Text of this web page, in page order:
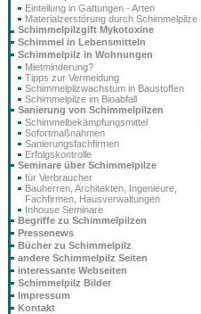
Einteilung in Gattungen - Arten
Materialzerstörung durch Schimmelpilze
Schimmelpilzgift Mykotoxine
Schimmel in Lebensmitteln
Schimmelpilz in Wohnungen
Mietminderung?
Tipps zur Vermeidung
Schimmelpilzwachstum in Baustoffen
Schimmelpilze im Bioabfall
Sanierung von Schimmelpilzen
Schimmelbekämpfungsmittel
Sofortmaßnahmen
Sanierungsfachfirmen
Erfolgskontrolle
Seminare über Schimmelpilze
für Verbraucher
Bauherren, Architekten, Ingenieure,
Fachfirmen, Hausverwaltungen
Inhouse Seminare
Begriffe zu Schimmelpilzen
Pressenews
Bücher zu Schimmelpilz
andere Schimmelpilz Seiten
interessante Webseiten
Schimmelpilz Bilder
Impressum
Kontakt